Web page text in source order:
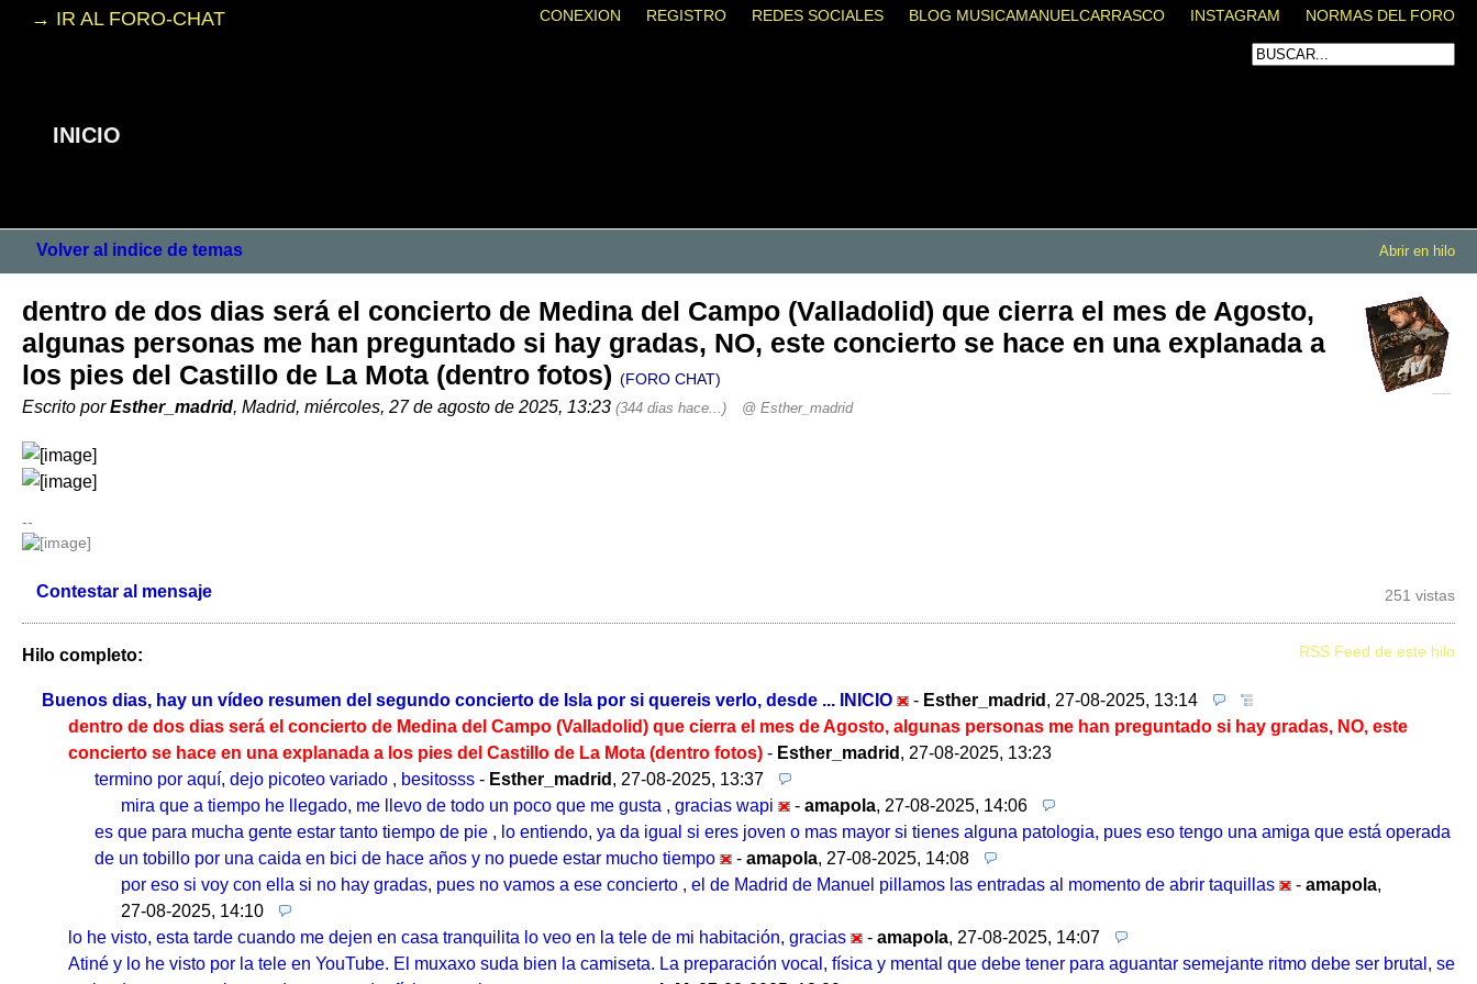
→ IR AL FORO-CHAT
INICIO
CONEXION REGISTRO REDES SOCIALES BLOG MUSICAMANUELCARRASCO INSTAGRAM NORMAS DEL FORO
Volver al indice de temas Abrir en hilo
dentro de dos dias será el concierto de Medina del Campo (Valladolid) que cierra el mes de Agosto,
algunas personas me han preguntado si hay gradas, NO, este concierto se hace en una explanada a
los pies del Castillo de La Mota (dentro fotos) (FORO CHAT)
Escrito porEsther_madrid, Madrid, miércoles, 27 de agosto de 2025, 13:23 (344 dias hace...) @ Esther_madrid
--
Contestar al mensaje 251 vistas
Hilo completo: RSS Feed de este hilo
Buenos dias, hay un vídeo resumen del segundo concierto de Isla por si quereis verlo, desde ... INICIO - Esther_madrid, 27-08-2025, 13:14
dentro de dos dias será el concierto de Medina del Campo (Valladolid) que cierra el mes de Agosto, algunas personas me han preguntado si hay gradas, NO, este
concierto se hace en una explanada a los pies del Castillo de La Mota (dentro fotos) - Esther_madrid, 27-08-2025, 13:23
termino por aquí, dejo picoteo variado , besitosss - Esther_madrid, 27-08-2025, 13:37
mira que a tiempo he llegado, me llevo de todo un poco que me gusta , gracias wapi
- amapola, 27-08-2025, 14:06
es que para mucha gente estar tanto tiempo de pie , lo entiendo, ya da igual si eres joven o mas mayor si tienes alguna patologia, pues eso tengo una amiga que está operada
de un tobillo por una caida en bici de hace años y no puede estar mucho tiempo
- amapola, 27-08-2025, 14:08
por eso si voy con ella si no hay gradas, pues no vamos a ese concierto , el de Madrid de Manuel pillamos las entradas al momento de abrir taquillas
- amapola,
27-08-2025, 14:10
lo he visto, esta tarde cuando me dejen en casa tranquilita lo veo en la tele de mi habitación, gracias
- amapola, 27-08-2025, 14:07
Atiné y lo he visto por la tele en YouTube. El muxaxo suda bien la camiseta. La preparación vocal, física y mental que debe tener para aguantar semejante ritmo debe ser brutal, se